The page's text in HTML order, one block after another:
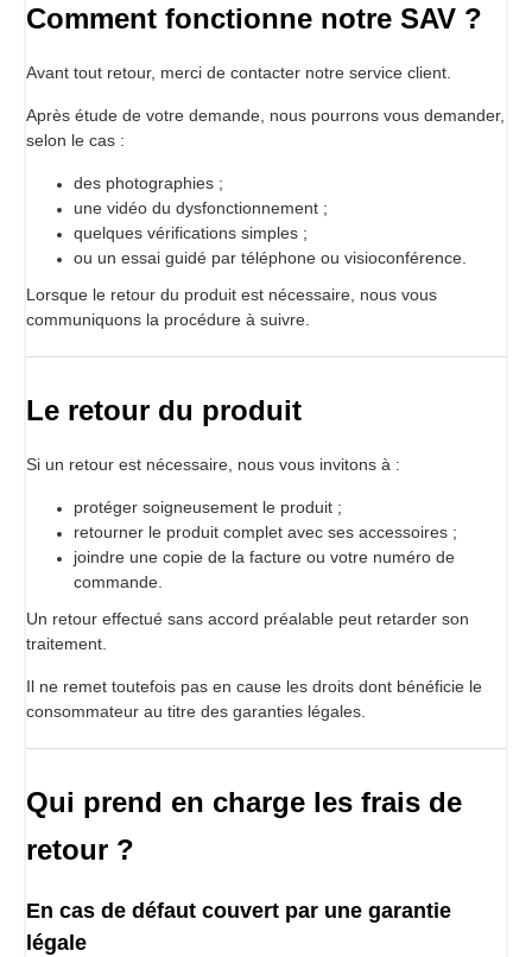
Comment fonctionne notre SAV ?
Avant tout retour, merci de contacter notre service client.
Après étude de votre demande, nous pourrons vous demander,
selon le cas :
des photographies ;
une vidéo du dysfonctionnement ;
quelques vérifications simples ;
ou un essai guidé par téléphone ou visioconférence.
Lorsque le retour du produit est nécessaire, nous vous
communiquons la procédure à suivre.
Le retour du produit
Si un retour est nécessaire, nous vous invitons à :
protéger soigneusement le produit ;
retourner le produit complet avec ses accessoires ;
joindre une copie de la facture ou votre numéro de
commande.
Un retour effectué sans accord préalable peut retarder son
traitement.
Il ne remet toutefois pas en cause les droits dont bénéficie le
consommateur au titre des garanties légales.
Qui prend en charge les frais de
retour ?
En cas de défaut couvert par une garantie
légale